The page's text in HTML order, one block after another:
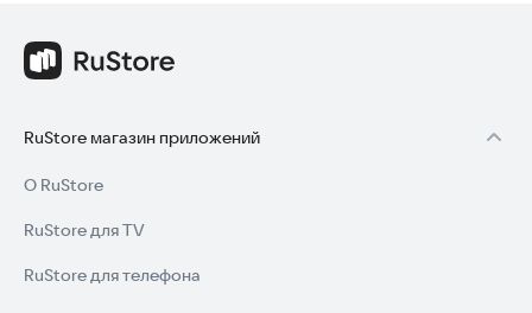
RuStore магазин приложений
О RuStore
RuStore для TV
RuStore для телефона